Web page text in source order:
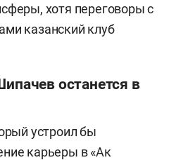
хотя переговоры с
казанский клуб
останется в
устроил бы
карьеры в «Ак